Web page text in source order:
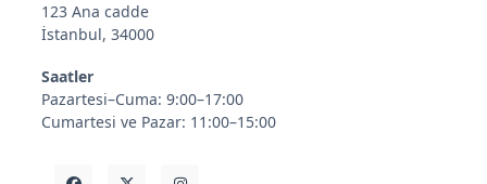
123 Ana cadde
İstanbul, 34000
Saatler
Pazartesi–Cuma: 9:00–17:00
Cumartesi ve Pazar: 11:00–15:00